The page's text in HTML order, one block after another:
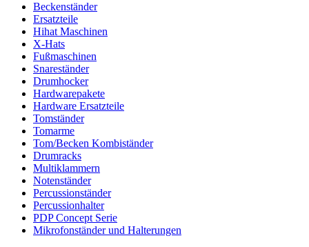
Beckenständer
Ersatzteile
Hihat Maschinen
X-Hats
Fußmaschinen
Snareständer
Drumhocker
Hardwarepakete
Hardware Ersatzteile
Tomständer
Tomarme
Tom/Becken Kombiständer
Drumracks
Multiklammern
Notenständer
Percussionständer
Percussionhalter
PDP Concept Serie
Mikrofonständer und Halterungen